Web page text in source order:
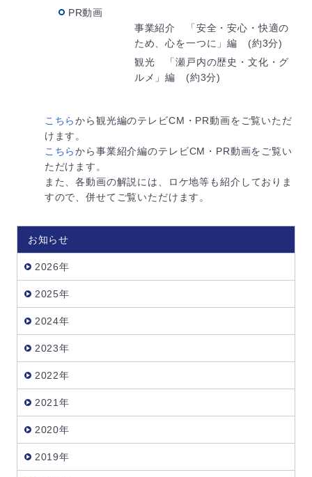
PR動画
事業紹介 「安全・安心・快適の
ため、心を一つに」編 (約3分)
観光 「瀬戸内の歴史・文化・グ
ルメ」編 (約3分)
こちらから観光編のテレビCM・PR動画をご覧いただ
けます。
こちらから事業紹介編のテレビCM・PR動画をご覧い
ただけます。
また、各動画の解説には、ロケ地等も紹介しておりま
すので、併せてご覧いただけます。
お知らせ
2026年
2025年
2024年
2023年
2022年
2021年
2020年
2019年